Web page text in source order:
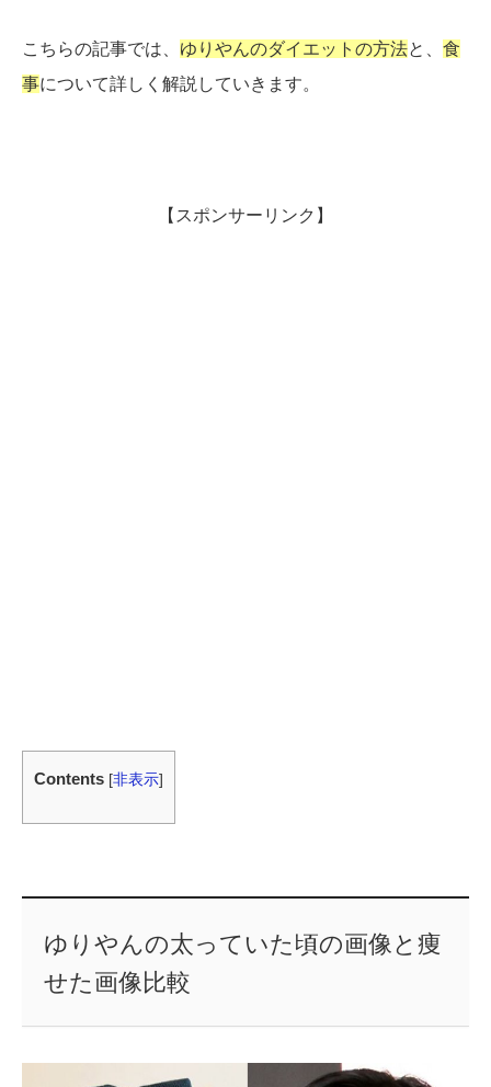
こちらの記事では、 ゆりやんのダイエットの方法と、 食
事について詳しく解説していきます。
【スポンサーリンク】
Contents [非表示]
ゆりやんの太っていた頃の画像と痩
せた画像比較